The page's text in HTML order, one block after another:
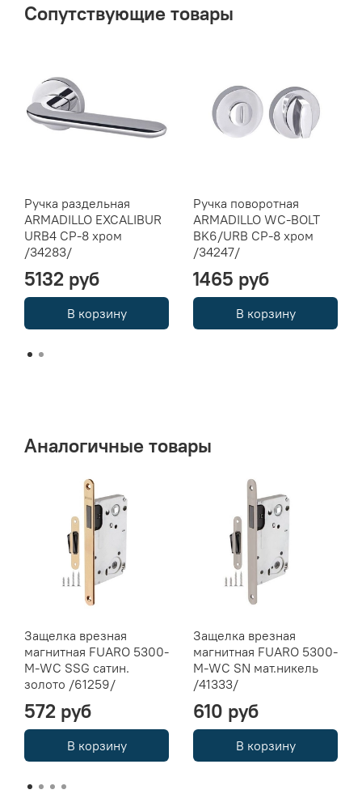
Сопутствующие товары
Ручка раздельная
ARMADILLO EXCALIBUR
URB4 СР-8 хром
/34283/
5132 руб
В корзину
Ручка поворотная
ARMADILLO WC-BOLT
BK6/URB СР-8 хром
/34247/
1465 руб
В корзину
Аналогичные товары
Защелка врезная
магнитная FUARO 5300-
M-WС SSG сатин.
золото /61259/
572 руб
В корзину
Защелка врезная
магнитная FUARO 5300-
M-WС SN мат.никель
/41333/
610 руб
В корзину